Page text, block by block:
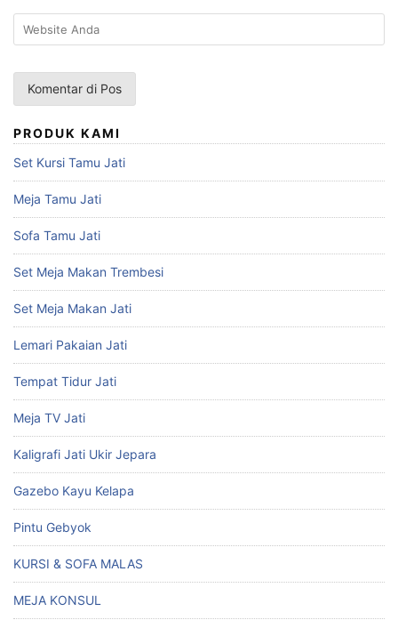
PRODUK KAMI
Set Kursi Tamu Jati
Meja Tamu Jati
Sofa Tamu Jati
Set Meja Makan Trembesi
Set Meja Makan Jati
Lemari Pakaian Jati
Tempat Tidur Jati
Meja TV Jati
Kaligrafi Jati Ukir Jepara
Gazebo Kayu Kelapa
Pintu Gebyok
KURSI & SOFA MALAS
MEJA KONSUL